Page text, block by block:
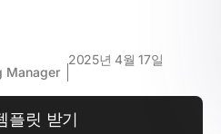
Manager
2025년 4월 17일
플릿 받기